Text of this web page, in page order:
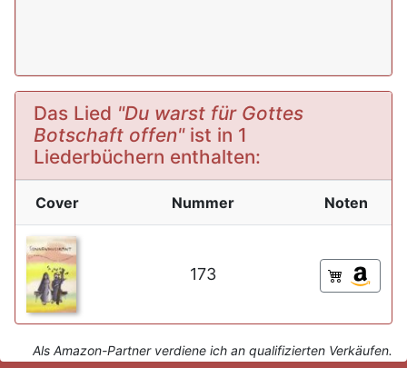
Das Lied "Du warst für Gottes
Botschaft offen"ist in 1
Liederbüchern enthalten:
Cover Nummer Noten
173
Als Amazon-Partner verdiene ich an qualifizierten Verkäufen.